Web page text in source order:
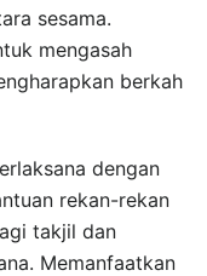
sesama.
mengasah
berkah
dengan
rekan-rekan
takjil dan
Memanfaatkan